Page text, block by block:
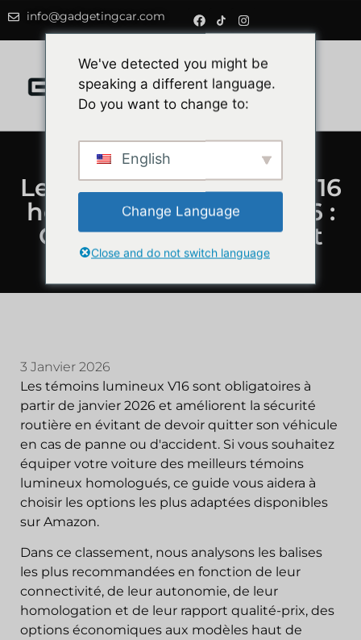
info@gadgetingcar.com
Les meilleures balises V16
homologuées DGT 2026 :
Guide d’achat complet
3 Janvier 2026
Les témoins lumineux V16 sont obligatoires à
partir de janvier 2026 et améliorent la sécurité
routière en évitant de devoir quitter son véhicule
en cas de panne ou d'accident. Si vous souhaitez
équiper votre voiture des meilleurs témoins
lumineux homologués, ce guide vous aidera à
choisir les options les plus adaptées disponibles
sur Amazon.
Dans ce classement, nous analysons les balises
les plus recommandées en fonction de leur
connectivité, de leur autonomie, de leur
homologation et de leur rapport qualité-prix, des
options économiques aux modèles haut de
We've detected you might be
speaking a different language.
Do you want to change to:
English
Change Language
Close and do not switch language